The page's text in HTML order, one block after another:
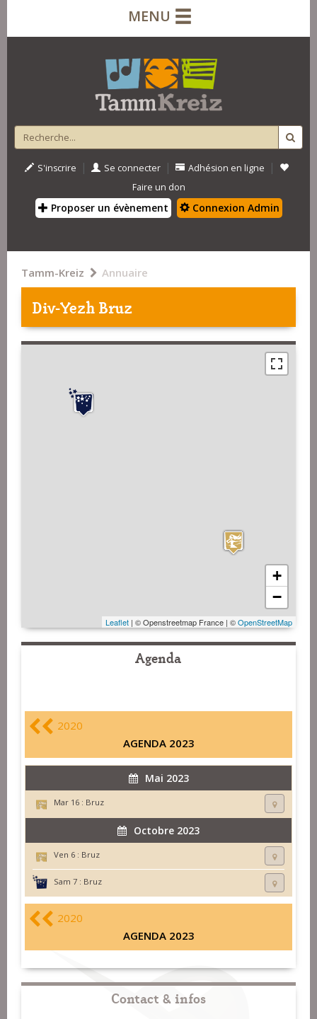
MENU
S'inscrire | Se connecter | Adhésion en ligne |
Faire un don
Proposer un évènement Connexion Admin
Tamm-Kreiz Annuaire
Div-Yezh Bruz
+
−
Leaflet | © Openstreetmap France | ©OpenStreetMap
Agenda
2020
AGENDA 2023
Mai 2023
Mar 16 : Bruz
Octobre 2023
Ven 6 : Bruz
Sam 7 : Bruz
2020
AGENDA 2023
Contact & infos